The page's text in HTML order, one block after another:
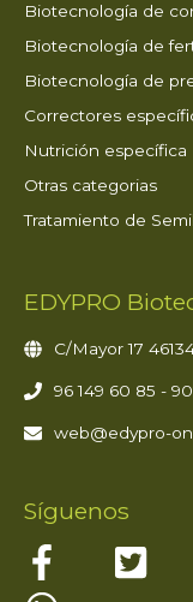
Biotecnología de
Biotecnología de
Biotecnología de
Correctores
Nutrición específica
Otras categorias
Tratamiento de
EDYPRO
C/Mayor 17
96 149 60 85 -
web@edypro-
Síguenos